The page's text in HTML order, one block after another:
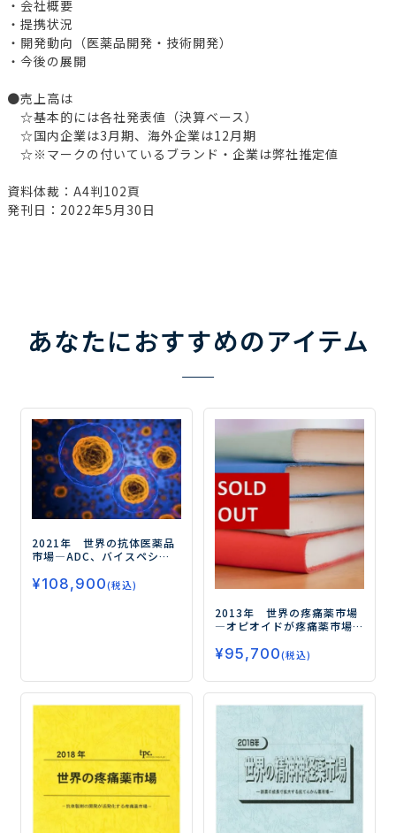
・会社概要
・提携状況
・開発動向（医薬品開発・技術開発）
・今後の展開
●売上高は
☆基本的には各社発表値（決算ベース）
☆国内企業は3月期、海外企業は12月期
☆※マークの付いているブランド・企業は弊社推定値
資料体裁：A4判102頁
発刊日：2022年5月30日
あなたにおすすめのアイテム
2021年 世界の抗体医薬品
市場―ADC、バイスペシ
拡大の鍵を握る―
¥108,900(税込)
2013年 世界の疼痛薬市場
―オピオイドが疼痛薬市場
¥95,700(税込)